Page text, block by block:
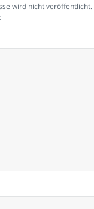
wird nicht veröffentlicht.